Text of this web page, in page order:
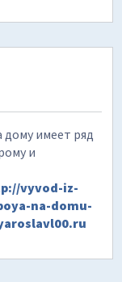
имеет ряд
и
vyvod-iz-
na-domu-